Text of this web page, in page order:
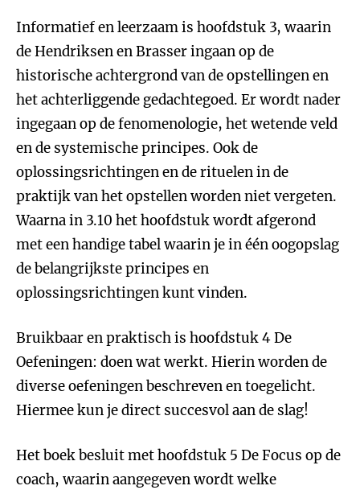
Informatief en leerzaam is hoofdstuk 3, waarin
de Hendriksen en Brasser ingaan op de
historische achtergrond van de opstellingen en
het achterliggende gedachtegoed. Er wordt nader
ingegaan op de fenomenologie, het wetende veld
en de systemische principes. Ook de
oplossingsrichtingen en de rituelen in de
praktijk van het opstellen worden niet vergeten.
Waarna in 3.10 het hoofdstuk wordt afgerond
met een handige tabel waarin je in één oogopslag
de belangrijkste principes en
oplossingsrichtingen kunt vinden.
Bruikbaar en praktisch is hoofdstuk 4 De
Oefeningen: doen wat werkt. Hierin worden de
diverse oefeningen beschreven en toegelicht.
Hiermee kun je direct succesvol aan de slag!
Het boek besluit met hoofdstuk 5 De Focus op de
coach, waarin aangegeven wordt welke